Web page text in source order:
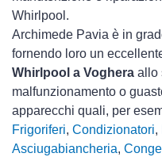
Whirlpool.
Archimede Pavia è in
fornendo loro un
Whirlpool a Voghera allo
malfunzionamento o
apparecchi quali, per
Frigoriferi, Condizionatori,
Asciugabiancheria,